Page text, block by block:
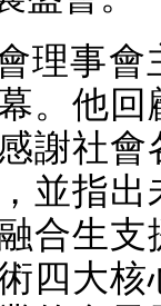
理事會
。他回
謝社會
並指出
合生支
四大核